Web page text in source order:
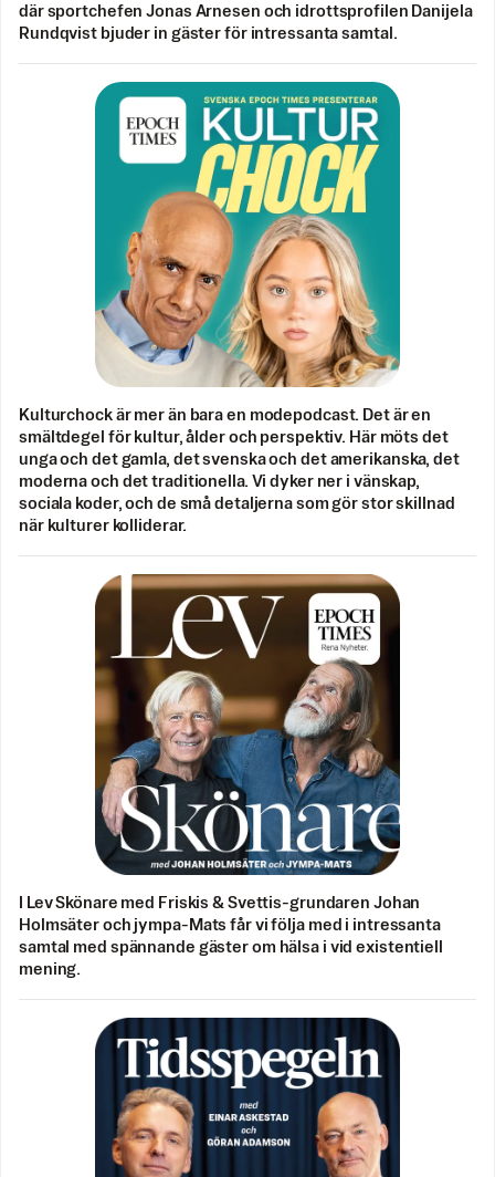
där sportchefen Jonas Arnesen och idrottsprofilen Danijela
Rundqvist bjuder in gäster för intressanta samtal.
Kulturchock är mer än bara en modepodcast. Det är en
smältdegel för kultur, ålder och perspektiv. Här möts det
unga och det gamla, det svenska och det amerikanska, det
moderna och det traditionella. Vi dyker ner i vänskap,
sociala koder, och de små detaljerna som gör stor skillnad
när kulturer kolliderar.
I Lev Skönare med Friskis & Svettis-grundaren Johan
Holmsäter och jympa-Mats får vi följa med i intressanta
samtal med spännande gäster om hälsa i vid existentiell
mening.